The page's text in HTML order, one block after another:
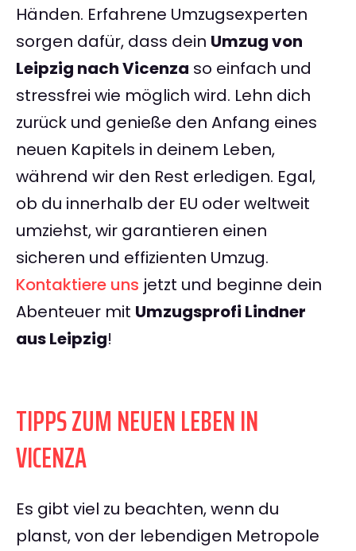
Händen. Erfahrene Umzugsexperten
sorgen dafür, dass dein Umzug von
Leipzig nach Vicenza so einfach und
stressfrei wie möglich wird. Lehn dich
zurück und genieße den Anfang eines
neuen Kapitels in deinem Leben,
während wir den Rest erledigen. Egal,
ob du innerhalb der EU oder weltweit
umziehst, wir garantieren einen
sicheren und effizienten Umzug.
Kontaktiere uns jetzt und beginne dein
Abenteuer mit Umzugsprofi Lindner
aus Leipzig!
TIPPS ZUM NEUEN LEBEN IN
VICENZA
Es gibt viel zu beachten, wenn du
planst, von der lebendigen Metropole